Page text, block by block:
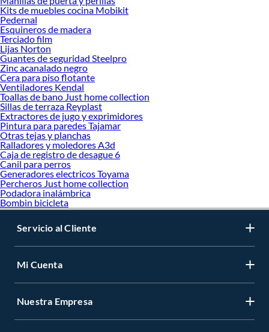
Kits de muebles cocina Mobikit
Pedernal
Esquineros de madera
Terciado film
Lijas Norton
Guantes de seguridad Steelpro
Zinc acanalado negro
Cera para piso flotante
Ventiladores Kendal
Toallas de bano Just home collection
Sillas de terraza Reyplast
Extractores de jugo y exprimidores
Pintura para paredes Tajamar
Otras tejas y planchas
Ralladores y moledores A3d
Caja de registro de desague 6
Canil para perros
Generadores electricos Toyama
Percheros Just home collection
Podadora inalámbrica
Bombin bicicleta
Servicio al Cliente
Mi Cuenta
Nuestra Empresa